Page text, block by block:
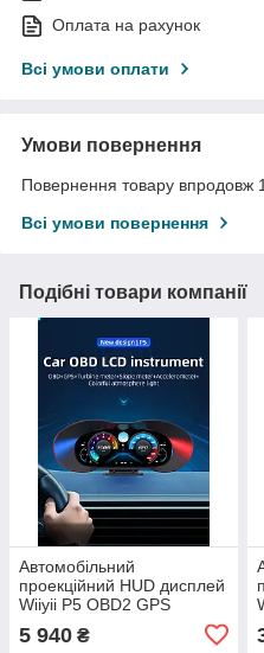
Оплата на рахунок
Всі умови оплати
Умови повернення
Повернення товару впродовж
Всі умови повернення
Подібні товари компанії
Автомобільний
проекційний HUD дисплей
Wiiyii P5 OBD2 GPS
попередженнями
5 940 ₴